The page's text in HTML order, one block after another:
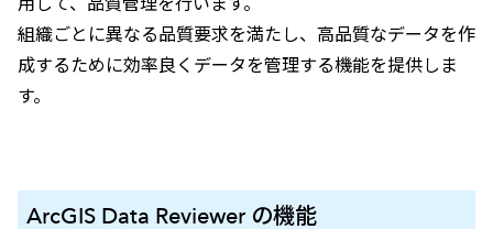
組織ごとに異なる品質要求を満たし、高品質なデータを作
成するために効率良くデータを管理する機能を提供しま
す。
ArcGIS Data Reviewer の機能